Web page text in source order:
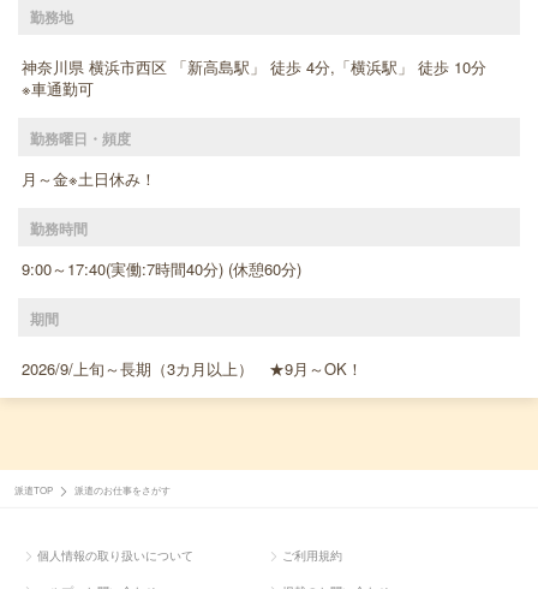
勤務地
神奈川県 横浜市西区 「新高島駅」 徒歩 4分,「横浜駅」 徒歩 10分
※車通勤可
勤務曜日・頻度
月～金※土日休み！
勤務時間
9:00～17:40(実働:7時間40分) (休憩60分)
期間
2026/9/上旬～長期（3カ月以上） ★9月～OK！
派遣TOP 派遣のお仕事をさがす
個人情報の取り扱いについて ご利用規約